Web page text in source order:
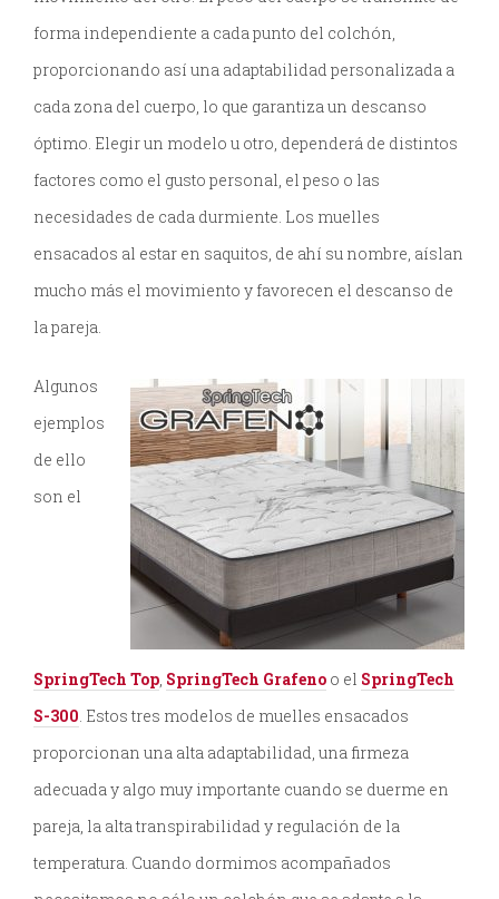
forma independiente a cada punto del colchón,
proporcionando así una adaptabilidad personalizada a
cada zona del cuerpo, lo que garantiza un descanso
óptimo. Elegir un modelo u otro, dependerá de distintos
factores como el gusto personal, el peso o las
necesidades de cada durmiente. Los muelles
ensacados al estar en saquitos, de ahí su nombre, aíslan
mucho más el movimiento y favorecen el descanso de
la pareja.
Algunos
ejemplos
de ello
son el
SpringTech Top SpringTech Grafeno o el SpringTech
S-300 . Estos tres modelos de muelles ensacados
proporcionan una alta adaptabilidad, una firmeza
adecuada y algo muy importante cuando se duerme en
pareja, la alta transpirabilidad y regulación de la
temperatura. Cuando dormimos acompañados